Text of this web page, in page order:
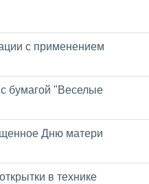
с применением
с бумагой "Веселые
Дню матери
в технике